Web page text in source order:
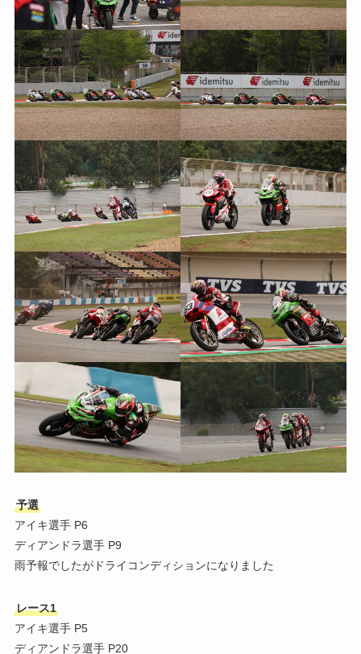
予選
アイキ選手 P6
ディアンドラ選手 P9
雨予報でしたがドライコンディションになりました
レース1
アイキ選手 P5
ディアンドラ選手 P20